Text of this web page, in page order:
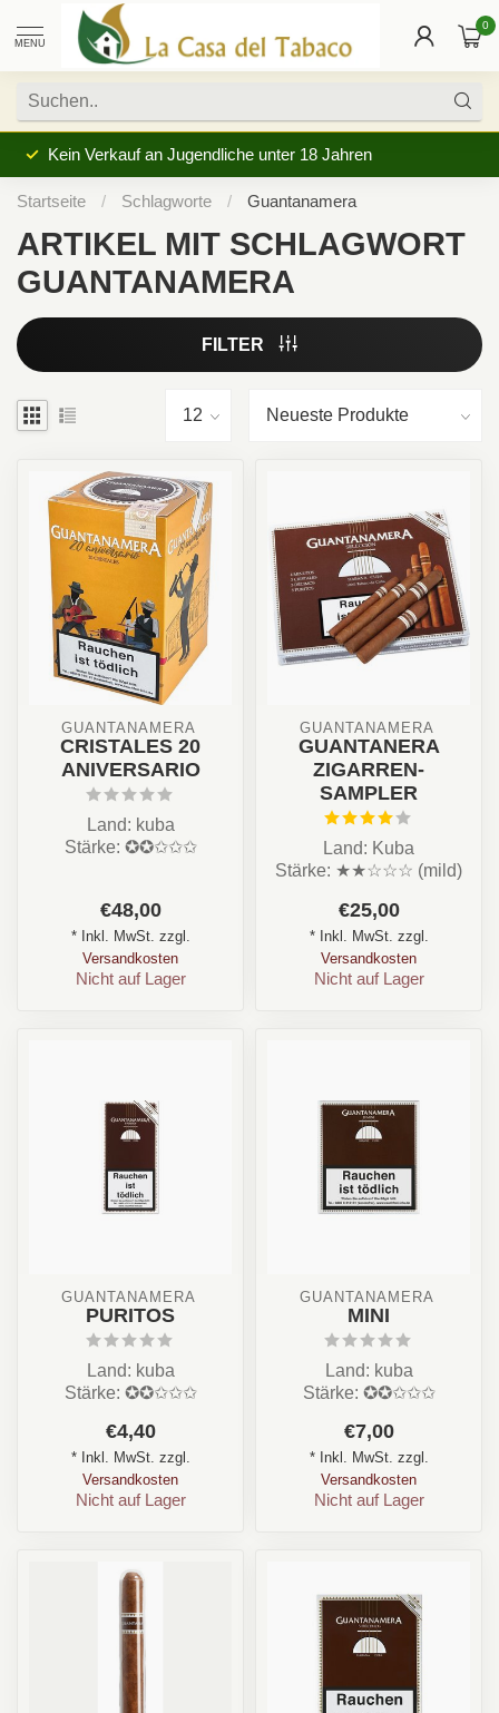
MENU
0
Kein Verkauf an Jugendliche unter 18 Jahren
Startseite / Schlagworte / Guantanamera
ARTIKEL MIT SCHLAGWORT
GUANTANAMERA
FILTER
GUANTANAMERA
CRISTALES 20
ANIVERSARIO
Land: kuba
Stärke: ✪✪✩✩✩
Format: Pan...
€48,00
* Inkl. MwSt. zzgl.
Versandkosten
Nicht auf Lager
GUANTANAMERA
GUANTANERA
ZIGARREN-
SAMPLER
Land: Kuba
Stärke: ★★☆☆☆ (mild)
Holz, Kaffee, leichte
Süß...
€25,00
* Inkl. MwSt. zzgl.
Versandkosten
Nicht auf Lager
GUANTANAMERA
PURITOS
Land: kuba
Stärke: ✪✪✩✩✩
Kaffee
Format: Cigarillo ...
€4,40
* Inkl. MwSt. zzgl.
Versandkosten
Nicht auf Lager
GUANTANAMERA
MINI
Land: kuba
Stärke: ✪✪✩✩✩
Kaffee
Format: Cigarillo ...
€7,00
* Inkl. MwSt. zzgl.
Versandkosten
Nicht auf Lager